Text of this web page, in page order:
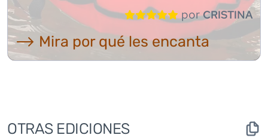
porCRISTINA
⟶ Mira por qué les encanta
OTRAS EDICIONES